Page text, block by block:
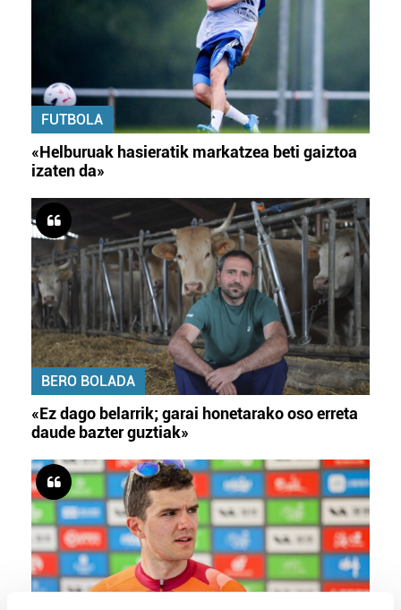
FUTBOLA
«Helburuak hasieratik markatzea beti gaiztoa
izaten da»
BERO BOLADA
«Ez dago belarrik; garai honetarako oso erreta
daude bazter guztiak»